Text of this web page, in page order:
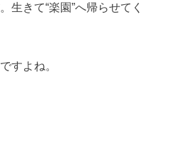
生きて“楽園”へ帰らせてく
すよね。